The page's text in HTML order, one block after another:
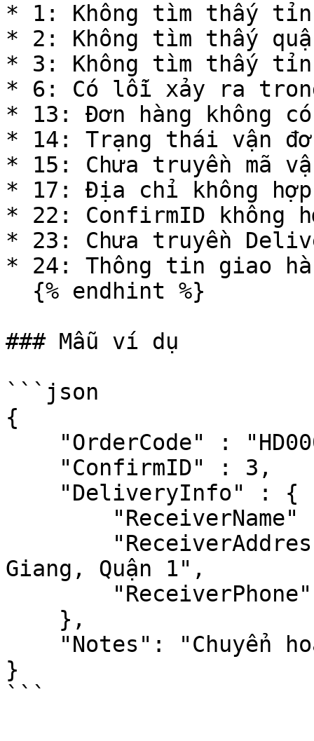
* 1: Không tìm thấy
* 2: Không tìm thấy
* 3: Không tìm thấy
* 6: Có lỗi xảy ra
* 13: Đơn hàng không
* 14: Trạng thái vận
* 15: Chưa truyền mã
* 17: Địa chỉ không
* 22: ConfirmID không
* 23: Chưa truyền
* 24: Thông tin giao
### Mẫu ví dụ
```json
{
Giang, Quận 1",
}